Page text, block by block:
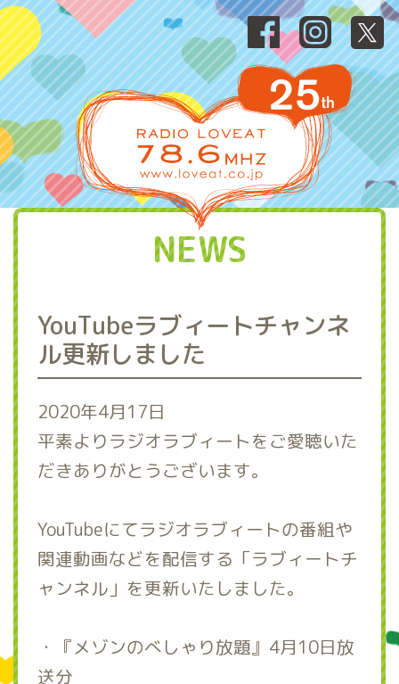
NEWS
YouTubeラブィートチャンネ
ル更新しました
2020年4月17日
平素よりラジオラブィートをご愛聴いた
だきありがとうございます。
YouTubeにてラジオラブィートの番組や
関連動画などを配信する「ラブィートチ
ャンネル」を更新いたしました。
・『メゾンのべしゃり放題』4月10日放
送分